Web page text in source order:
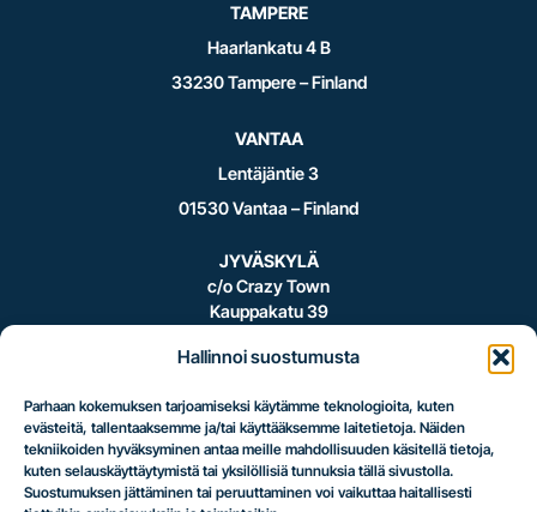
Hallinnoi suostumusta
Parhaan kokemuksen tarjoamiseksi käytämme teknologioita, kuten
evästeitä, tallentaaksemme ja/tai käyttääksemme laitetietoja. Näiden
tekniikoiden hyväksyminen antaa meille mahdollisuuden käsitellä tietoja,
kuten selauskäyttäytymistä tai yksilöllisiä tunnuksia tällä sivustolla.
Suostumuksen jättäminen tai peruuttaminen voi vaikuttaa haitallisesti
TAMPERE
Haarlankatu 4 B
33230 Tampere – Finland
VANTAA
Lentäjäntie 3
01530 Vantaa – Finland
JYVÄSKYLÄ
c/o Crazy Town
Kauppakatu 39
Logistiikan